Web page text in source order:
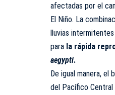
afectadas por el
El Niño. La
lluvias
para la rápida
aegypti.
De igual manera, el
del Pacífico